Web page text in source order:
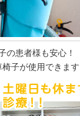
の患者様も安心！
子が使用できます